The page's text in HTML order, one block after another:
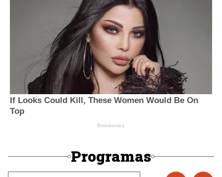
Programas